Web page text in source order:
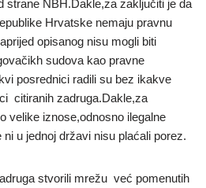
strane NBH.Dakle,za zaključiti je da
Hrvatske nemaju pravnu
opisanog nisu mogli biti
sudova kao pravne
posrednici radili su bez ikakve
citiranih zadruga.Dakle,za
velike iznose,odnosno ilegalne
u jednoj državi nisu plaćali porez.
stvorili mrežu već pomenutih